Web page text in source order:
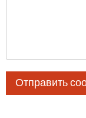
Отправить